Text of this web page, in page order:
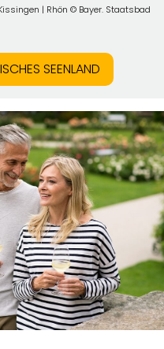
| Rhön © Bayer. Staatsbad
SEENLAND